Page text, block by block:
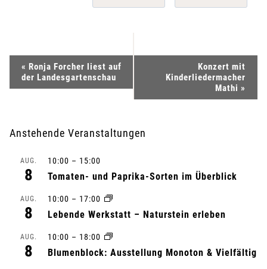
e
a
« Ronja Forcher liest auf
der Landesgartenschau
Konzert mit
Kinderliedermacher
Mathi »
Anstehende Veranstaltungen
AUG.
8
10:00 – 15:00
Tomaten- und Paprika-Sorten im Überblick
AUG.
8
10:00 – 17:00
Lebende Werkstatt – Naturstein erleben
AUG.
8
10:00 – 18:00
Blumenblock: Ausstellung Monoton & Vielfältig